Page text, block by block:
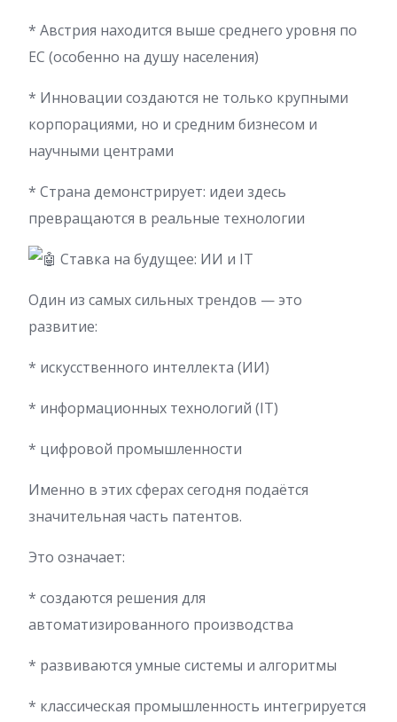
* Австрия находится выше среднего уровня по
ЕС (особенно на душу населения)
* Инновации создаются не только крупными
корпорациями, но и средним бизнесом и
научными центрами
* Страна демонстрирует: идеи здесь
превращаются в реальные технологии
Ставка на будущее: ИИ и IT
Один из самых сильных трендов — это
развитие:
* искусственного интеллекта (ИИ)
* информационных технологий (IT)
* цифровой промышленности
Именно в этих сферах сегодня подаётся
значительная часть патентов.
Это означает:
* создаются решения для
автоматизированного производства
* развиваются умные системы и алгоритмы
* классическая промышленность интегрируется